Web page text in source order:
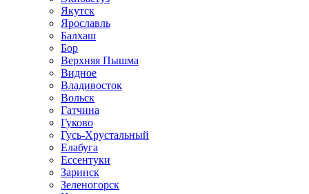
Якутск
Ярославль
Балхаш
Бор
Верхняя Пышма
Видное
Владивосток
Вольск
Гатчина
Гуково
Гусь-Хрустальный
Елабуга
Ессентуки
Заринск
Зеленогорск